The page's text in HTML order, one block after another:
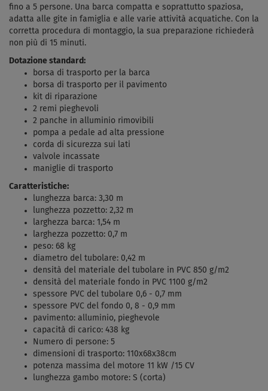
fino a 5 persone. Una barca compatta e soprattutto spaziosa,
adatta alle gite in famiglia e alle varie attività acquatiche. Con la
corretta procedura di montaggio, la sua preparazione richiederà
non più di 15 minuti.
Dotazione standard:
borsa di trasporto per la barca
borsa di trasporto per il pavimento
kit di riparazione
2 remi pieghevoli
2 panche in alluminio rimovibili
pompa a pedale ad alta pressione
corda di sicurezza sui lati
valvole incassate
maniglie di trasporto
Caratteristiche:
lunghezza barca: 3,30 m
lunghezza pozzetto: 2,32 m
larghezza barca: 1,54 m
larghezza pozzetto: 0,7 m
peso: 68 kg
diametro del tubolare: 0,42 m
densità del materiale del tubolare in PVC 850 g/m2
densità del materiale fondo in PVC 1100 g/m2
spessore PVC del tubolare 0,6 - 0,7 mm
spessore PVC del fondo 0, 8 - 0,9 mm
pavimento: alluminio, pieghevole
capacità di carico: 438 kg
Numero di persone: 5
dimensioni di trasporto: 110x68x38cm
potenza massima del motore 11 kW /15 CV
lunghezza gambo motore: S (corta)